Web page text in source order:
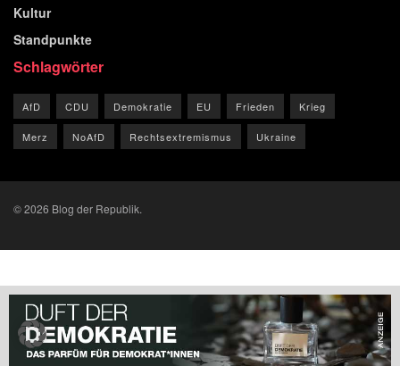
Kultur
Standpunkte
Schlagwörter
AfD CDU Demokratie EU Frieden Krieg
Merz NoAfD Rechtsextremismus Ukraine
© 2026 Blog der Republik.